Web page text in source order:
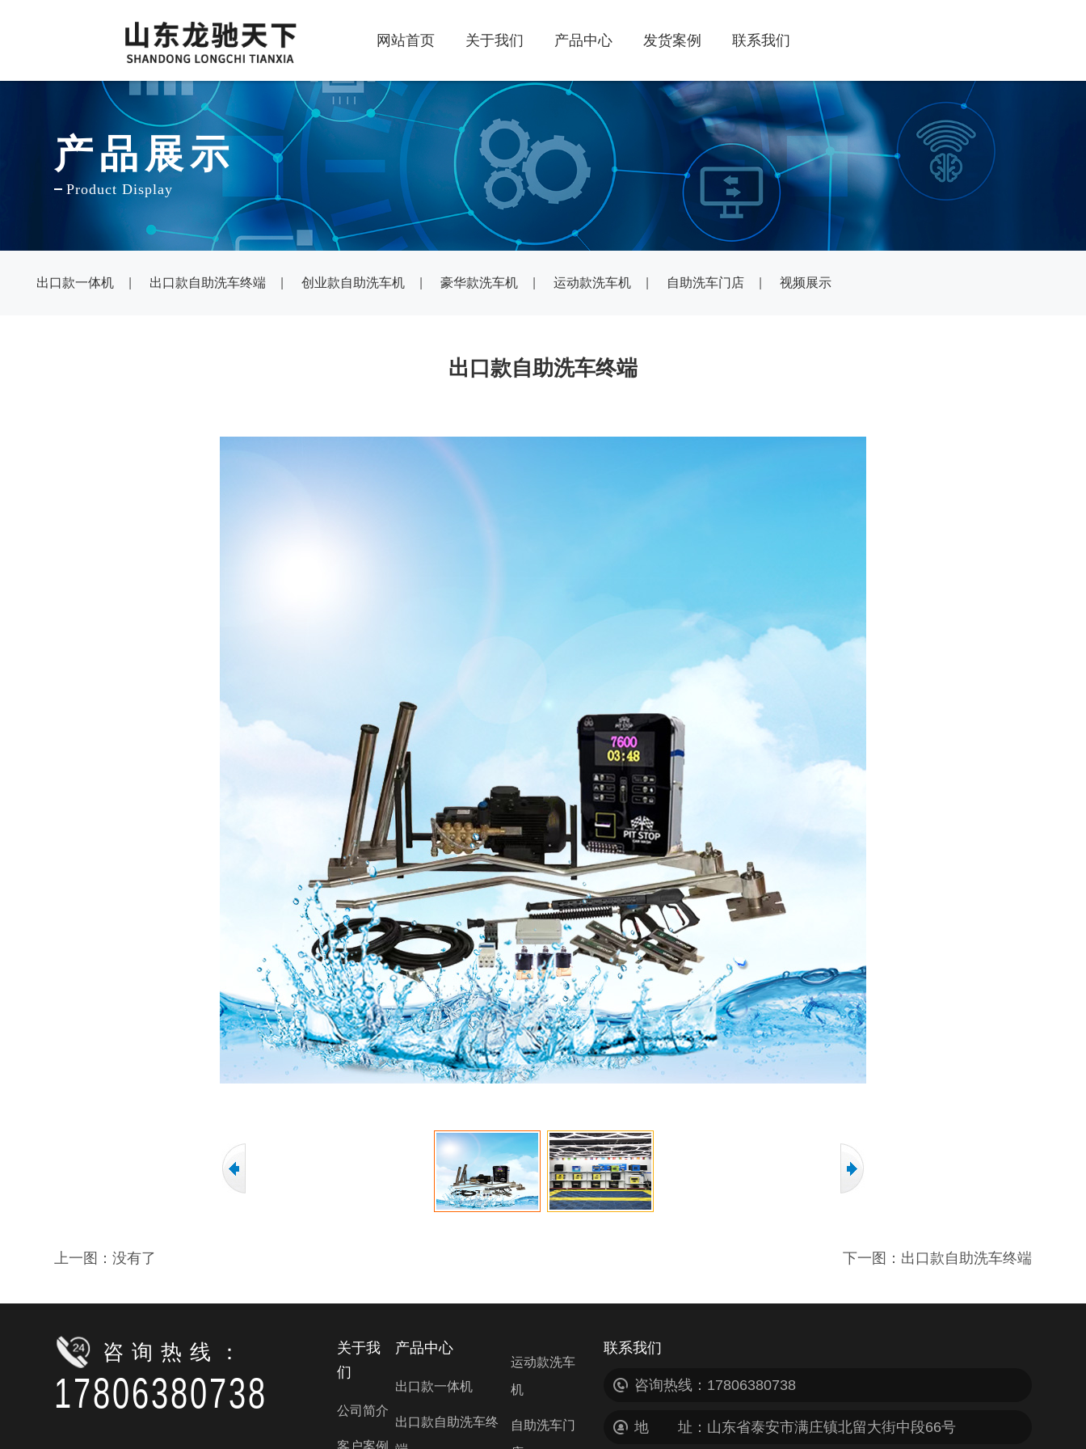
网站首页 关于我们 产品中心 发货案例 联系我们
产品展示
Product Display
出口款一体机 出口款自助洗车终端 创业款自助洗车机 豪华款洗车机 运动款洗车机 自助洗车门店 视频展示
出口款自助洗车终端
上一图：没有了 下一图： 出口款自助洗车终端
咨询热线：
17806380738
关于我
们
公司简介
客户案例
产品中心
出口款一体机
出口款自助洗车终
运动款洗车
机
自助洗车门
联系我们
咨询热线：17806380738
地 址：山东省泰安市满庄镇北留大街中段66号